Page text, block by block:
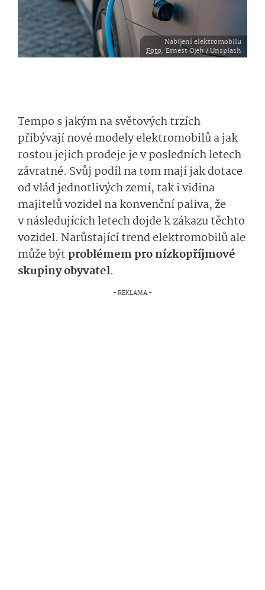
Nabíjení elektromobilu
Foto: Ernest Ojeh / Unsplash
Tempo s jakým na světových trzích
přibývají nové modely elektromobilů a jak
rostou jejich prodeje je v posledních letech
závratné. Svůj podíl na tom mají jak dotace
od vlád jednotlivých zemí, tak i vidina
majitelů vozidel na konvenční paliva, že
v následujících letech dojde k zákazu těchto
vozidel. Narůstající trend elektromobilů ale
může býtproblémem pro nízkopříjmové
skupiny obyvatel.